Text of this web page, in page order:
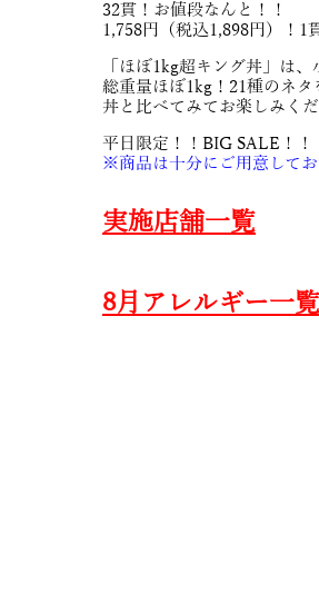
32貫！お値段なんと！！
1,758円（税込1,898円）！1
「ほぼ1kg超キング丼」は
総重量ほぼ1kg！21種のネ
丼と比べてみてお楽しみくだ
平日限定！！BIG SALE！！
※商品は十分にご用意して
実施店舗一覧
8月アレルギー一覧